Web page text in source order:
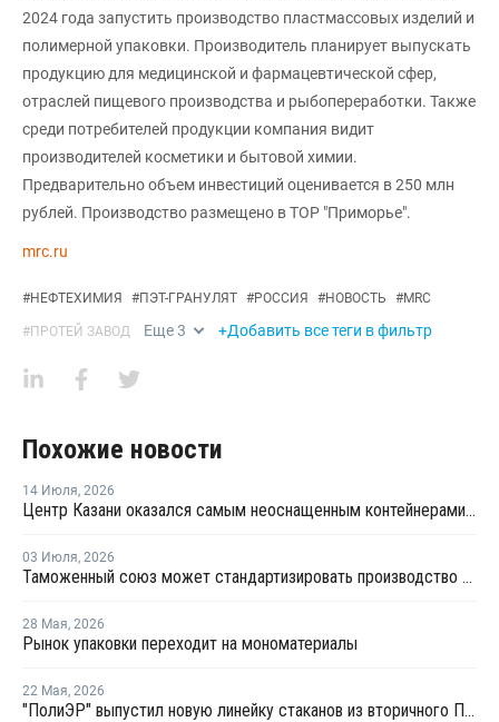
2024 года запустить производство пластмассовых изделий и
полимерной упаковки. Производитель планирует выпускать
продукцию для медицинской и фармацевтической сфер,
отраслей пищевого производства и рыбопереработки. Также
среди потребителей продукции компания видит
производителей косметики и бытовой химии.
Предварительно объем инвестиций оценивается в 250 млн
рублей. Производство размещено в ТОР "Приморье".
mrc.ru
#НЕФТЕХИМИЯ #ПЭТ-ГРАНУЛЯТ #РОССИЯ #НОВОСТЬ #MRC
#ПРОТЕЙ ЗАВОД Еще3 +Добавить все теги в фильтр
Похожие новости
14 Июля, 2026
Центр Казани оказался самым неоснащенным контейнерами раздельного сбора отходов
03 Июля, 2026
Таможенный союз может стандартизировать производство ПЭТ-тары по примеру России
28 Мая, 2026
Рынок упаковки переходит на мономатериалы
22 Мая, 2026
"ПолиЭР" выпустил новую линейку стаканов из вторичного ПЭТ для рынка HoReCa